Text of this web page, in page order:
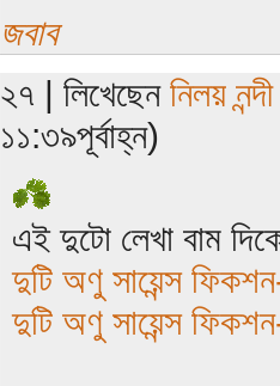
জবাব
২৭ | লিখেছেন নিলয় নন্দী
১১:৩৯পূর্বাহ্ন)
এই দুটো লেখা বাম
দুটি অণু সায়েন্স
দুটি অণু সায়েন্স